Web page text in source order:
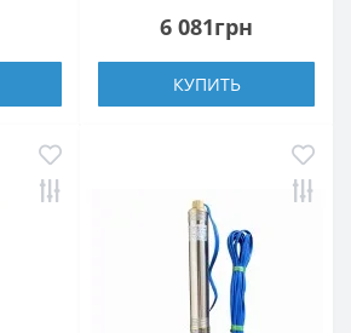
6 081грн
КУПИТЬ